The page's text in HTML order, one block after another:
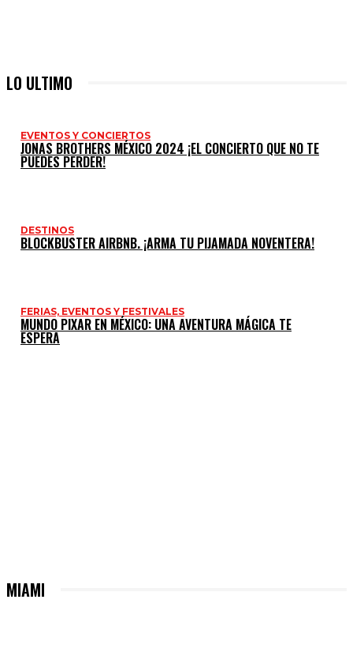
LO ULTIMO
EVENTOS Y CONCIERTOS
JONAS BROTHERS MÉXICO 2024 ¡EL CONCIERTO QUE NO TE
PUEDES PERDER!
DESTINOS
BLOCKBUSTER AIRBNB. ¡ARMA TU PIJAMADA NOVENTERA!
FERIAS, EVENTOS Y FESTIVALES
MUNDO PIXAR EN MÉXICO: UNA AVENTURA MÁGICA TE
ESPERA
MIAMI